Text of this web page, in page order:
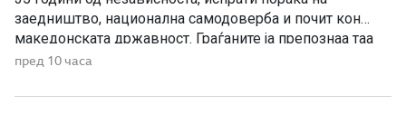
заедништво, национална самодоверба и почит кон
македонската државност. Граѓаните ја препознаа таа
порака, додека Венко Филипче и неколкумината околу
истакнува македонската историја и национална
пред 10 часа